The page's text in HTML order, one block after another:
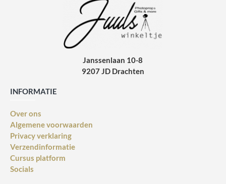
Janssenlaan 10-8
9207 JD Drachten
INFORMATIE
Over ons
Algemene voorwaarden
Privacy verklaring
Verzendinformatie
Cursus platform
Socials